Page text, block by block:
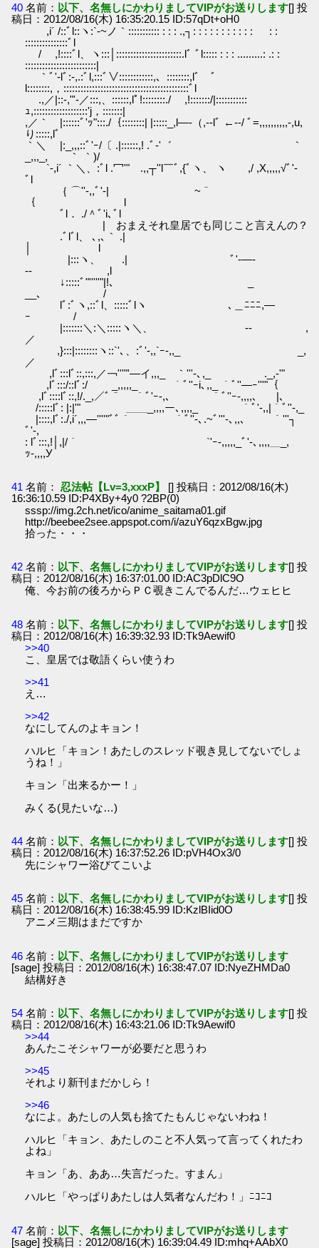
40 名前： 以下、名無しにかわりましてVIPがお送りします[] 投
稿日：2012/08/16(木) 16:35:20.15 ID:57qDt+oH0
,i´ /::ﾞl::ヽ:`-~ノ｀::::::::::: : : : .,┐: : : : : : : : : : : : :
:::::::::::::::ﾞl
/ ,!::::ﾞl、ヽ:::│:::::::::::::::::::::::.lﾞ ﾞl::::: : : : .........: .: :
:::::::::::::::::::::::::|
｀ﾞ'-lﾞ:-,.:ﾞl,:::ﾞ∨::::::::::::,、::::::::,lﾞ ﾞ
l::::::::,，::::::::::::::::::::::::::::::::::::::::::::ﾞl
.,／|::-,"'-／:::,、::::::,lﾟ!::::::::./ ,!:::::::/|:::::::::::
ｭ,:::::::::::::::::::'j，:::::::|
,／｀ |::::::ﾞ'ｯ":::./｛::::::::| |:::::_,l―-（,--lﾞ ←--/ ﾞ=,,,,,,,,,,-,u,
り:::::,lﾞ
｀＼ |:_,,,::ﾞ'ｰ/〔 .|::::::,! .ﾞ‐'゛ ｀
_,,,_, ｀ ｀)/
`-,i´ ｀＼、:ﾞl .冖'" .,,┬''l￣ﾞ,{ﾞヽ、 ヽ ,/ ,X,,,,,√ﾞ'‐
ﾞl
｛ ⌒''-,,ﾞ'-| ~＾
｛ l
ﾞl． ./＾ﾞ'i､ﾞl
| おまえそれ皇居でも同じこと言えんの？
.ﾞlﾞl、 ､,､｀ .|
│ l
|:::ヽ、 .| ﾞ'-―-
-‐ ,l
↓:::::ﾞ"'''''"|!、 _
__、 /
lﾞ:ﾞヽ,::ﾞl、:::::ﾞlヽ ､＿ﾆﾆﾆ,―
ｰ /
|:::::::＼:＼:::::ヽ＼、 -- ,
／
,}:::|::::::::ヽ::`'､、:ﾞ'-,,`ｰ-,,_ _,
／
,lﾞ:::lﾞ::,:::,／￢'''"'―イ,,,_ ｀'''-､,_ ._,-'"
,lﾞ:::/::lﾞ:/ _,,,,,_ ｀ﾞ''ｰi､,,_ ｀ﾞ''―ｰ'''"｛
,lﾞ::::lﾞ::,!/._,／ﾞ＾ ｀ﾞ'ｰ-,、 ｀ﾞ''ｰ-,,,,、 |、
/:::::lﾞ: |:|'" ＿＿_,,,,ー､,,,,_ ｀ﾞ'-,,|｀ﾞ''-,_
|::::,lﾞ:./,i´,,,―''''"ﾞﾞ｀ ｀ﾞ''-､.~ﾞ'''-､,,、 ｀'''┐
ﾞ'-,
: lﾞ:::,!│,|/｀ `'ｰ-,,,,,_ﾞ'-､,,,,＿_,
ｯ-,,,,У
41 名前： 忍法帖【Lv=3,xxxP】 [] 投稿日：2012/08/16(木)
16:36:10.59 ID:P4XBy+4y0 ?2BP(0)
sssp://img.2ch.net/ico/anime_saitama01.gif
http://beebee2see.appspot.com/i/azuY6qzxBgw.jpg
拾った・・・
42 名前： 以下、名無しにかわりましてVIPがお送りします[] 投
稿日：2012/08/16(木) 16:37:01.00 ID:AC3pDlC9O
俺、今お前の後ろからＰＣ覗きこんでるんだ…ウェヒヒ
48 名前： 以下、名無しにかわりましてVIPがお送りします[] 投
稿日：2012/08/16(木) 16:39:32.93 ID:Tk9Aewif0
>>40
こ、皇居では敬語くらい使うわ
>>41
え…
>>42
なにしてんのよキョン！
ハルヒ「キョン！あたしのスレッド覗き見してないでしょ
うね！」
キョン「出来るかー！」
みくる(見たいな…)
44 名前： 以下、名無しにかわりましてVIPがお送りします[] 投
稿日：2012/08/16(木) 16:37:52.26 ID:pVH4Ox3/0
先にシャワー浴びてこいよ
45 名前： 以下、名無しにかわりましてVIPがお送りします[] 投
稿日：2012/08/16(木) 16:38:45.99 ID:KzlBIid0O
アニメ三期はまだですか
46 名前： 以下、名無しにかわりましてVIPがお送りします
[sage] 投稿日：2012/08/16(木) 16:38:47.07 ID:NyeZHMDa0
結構好き
54 名前： 以下、名無しにかわりましてVIPがお送りします[] 投
稿日：2012/08/16(木) 16:43:21.06 ID:Tk9Aewif0
>>44
あんたこそシャワーが必要だと思うわ
>>45
それより新刊まだかしら！
>>46
なによ。あたしの人気も捨てたもんじゃないわね！
ハルヒ「キョン、あたしのこと不人気って言ってくれたわ
よね」
キョン「あ、ああ…失言だった。すまん」
ハルヒ「やっぱりあたしは人気者なんだわ！」ﾆｺﾆｺ
47 名前： 以下、名無しにかわりましてVIPがお送りします
[sage] 投稿日：2012/08/16(木) 16:39:04.49 ID:mhq+AAbX0